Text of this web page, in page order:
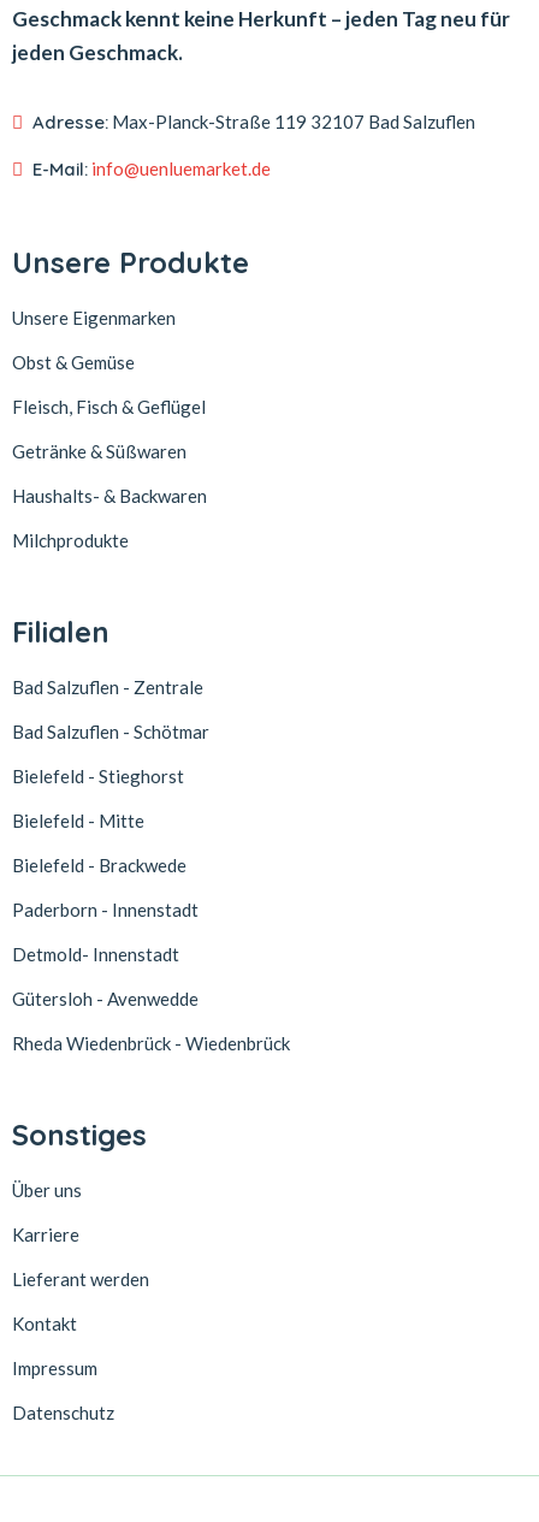
Geschmack kennt keine Herkunft – jeden Tag neu für
jeden Geschmack.
Adresse: Max-Planck-Straße 119 32107 Bad Salzuflen
E-Mail: info@uenluemarket.de
Unsere Produkte
Unsere Eigenmarken
Obst & Gemüse
Fleisch, Fisch & Geflügel
Getränke & Süßwaren
Haushalts- & Backwaren
Milchprodukte
Filialen
Bad Salzuflen - Zentrale
Bad Salzuflen - Schötmar
Bielefeld - Stieghorst
Bielefeld - Mitte
Bielefeld - Brackwede
Paderborn - Innenstadt
Detmold- Innenstadt
Gütersloh - Avenwedde
Rheda Wiedenbrück - Wiedenbrück
Sonstiges
Über uns
Karriere
Lieferant werden
Kontakt
Impressum
Datenschutz